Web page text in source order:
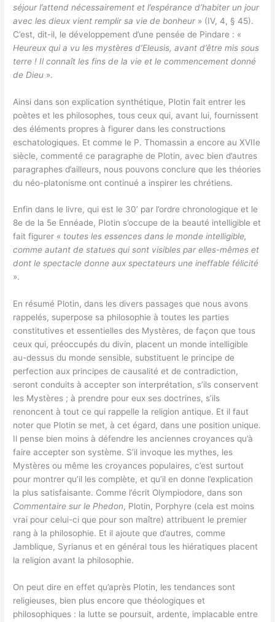
séjour l’attend nécessairement et l’espérance d’habiter un jour
avec les dieux vient remplir sa vie de bonheur» (IV, 4, § 45).
C’est, dit-il, le développement d’une pensée de Pindare : «
Heureux qui a vu les mystères d’Eleusis, avant d’être mis sous
terre ! Il connaît les fins de la vie et le commencement donné
de Dieu ».
Ainsi dans son explication synthétique, Plotin fait entrer les
poètes et les philosophes, tous ceux qui, avant lui, fournissent
des éléments propres à figurer dans les constructions
eschatologiques. Et comme le P. Thomassin a encore au XVIIe
siècle, commenté ce paragraphe de Plotin, avec bien d’autres
paragraphes d’ailleurs, nous pouvons conclure que les théories
du néo-platonisme ont continué a inspirer les chrétiens.
Enfin dans le livre, qui est le 30’ par l’ordre chronologique et le
8e de la 5e Ennéade, Plotin s’occupe de la beauté intelligible et
fait figurer « toutes les essences dans le monde intelligible,
comme autant de statues qui sont visibles par elles-mêmes et
dont le spectacle donne aux spectateurs une ineffable félicité
».
En résumé Plotin, dans les divers passages que nous avons
rappelés, superpose sa philosophie à toutes les parties
constitutives et essentielles des Mystères, de façon que tous
ceux qui, préoccupés du divin, placent un monde intelligible
au-dessus du monde sensible, substituent le principe de
perfection aux principes de causalité et de contradiction,
seront conduits à accepter son interprétation, s’ils conservent
les Mystères ; à prendre pour eux ses doctrines, s’ils
renoncent à tout ce qui rappelle la religion antique. Et il faut
noter que Plotin se met, à cet égard, dans une position unique.
Il pense bien moins à défendre les anciennes croyances qu’à
faire accepter son système. S’il invoque les mythes, les
Mystères ou même les croyances populaires, c’est surtout
pour montrer qu’il les complète, et qu’il en donne l’explication
la plus satisfaisante. Comme l’écrit Olympiodore, dans son
Commentaire sur le Phedon, Plotin, Porphyre (cela est moins
vrai pour celui-ci que pour son maître) attribuent le premier
rang à la philosophie. Et il ajoute que d’autres, comme
Jamblique, Syrianus et en général tous les hiératiques placent
la religion avant la philosophie.
On peut dire en effet qu’après Plotin, les tendances sont
religieuses, bien plus encore que théologiques et
philosophiques : la lutte se poursuit, ardente, implacable entre